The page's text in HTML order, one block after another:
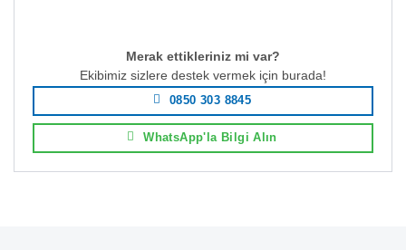
Merak ettikleriniz mi var?
Ekibimiz sizlere destek vermek için burada!
0850 303 8845
WhatsApp'la Bilgi Alın